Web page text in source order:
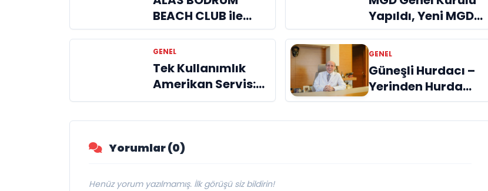
BEACH CLUB ile
Yazın En Keyifli
Adresi
Yapıldı, Yeni MGD
Başkanı Bülent
Makar Oldu
GENEL
Tek Kullanımlık
Amerikan Servis:
Hijyen ve
GENEL
Güneşli Hurdacı –
Yerinden Hurda
Alımı ve Güncel
Fiyatlar
Yorumlar (0)
Henüz yorum yazılmamış. İlk görüşü siz bildirin!